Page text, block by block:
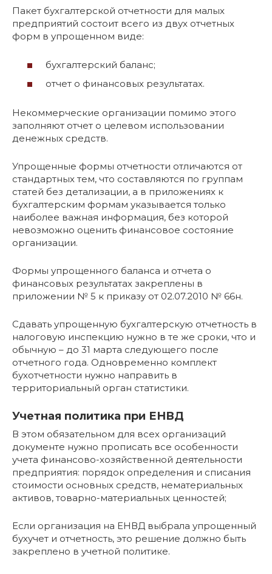
Пакет бухгалтерской отчетности для малых
предприятий состоит всего из двух отчетных
форм в упрощенном виде:
бухгалтерский баланс;
отчет о финансовых результатах.
Некоммерческие организации помимо этого
заполняют отчет о целевом использовании
денежных средств.
Упрощенные формы отчетности отличаются от
стандартных тем, что составляются по группам
статей без детализации, а в приложениях к
бухгалтерским формам указывается только
наиболее важная информация, без которой
невозможно оценить финансовое состояние
организации.
Формы упрощенного баланса и отчета о
финансовых результатах закреплены в
приложении № 5 к приказу от 02.07.2010 № 66н.
Сдавать упрощенную бухгалтерскую отчетность в
налоговую инспекцию нужно в те же сроки, что и
обычную – до 31 марта следующего после
отчетного года. Одновременно комплект
бухотчетности нужно направить в
территориальный орган статистики.
Учетная политика при ЕНВД
В этом обязательном для всех организаций
документе нужно прописать все особенности
учета финансово-хозяйственной деятельности
предприятия: порядок определения и списания
стоимости основных средств, нематериальных
активов, товарно-материальных ценностей;
Если организация на ЕНВД выбрала упрощенный
бухучет и отчетность, это решение должно быть
закреплено в учетной политике.